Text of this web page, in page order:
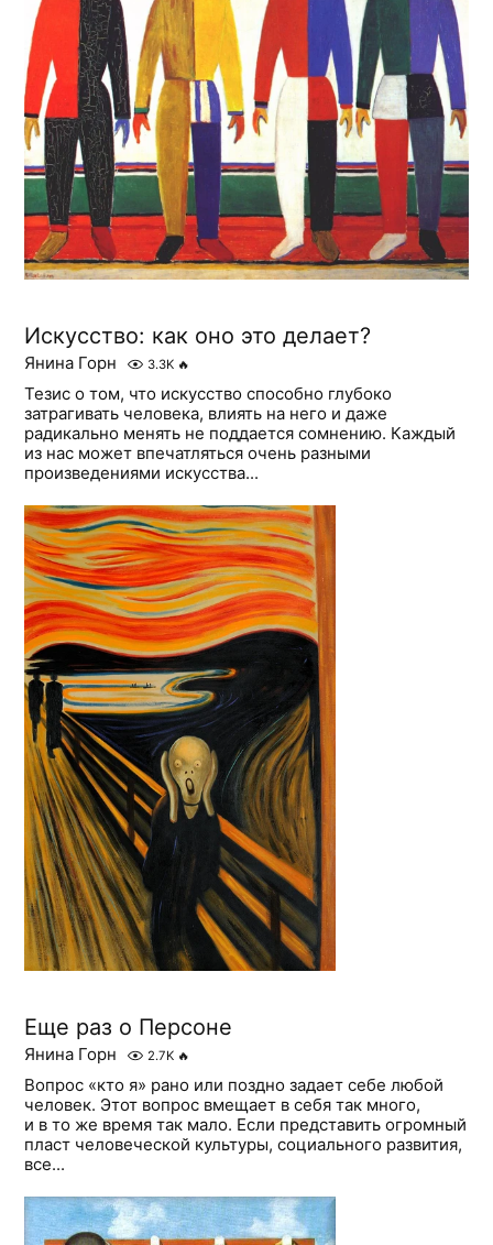
Искусство: как оно это делает?
Янина Горн 3.3K 🔥
Тезис о том, что искусство способно глубоко
затрагивать человека, влиять на него и даже
радикально менять не поддается сомнению. Каждый
из нас может впечатляться очень разными
произведениями искусства...
Еще раз о Персоне
Янина Горн 2.7K 🔥
Вопрос «кто я» рано или поздно задает себе любой
человек. Этот вопрос вмещает в себя так много,
и в то же время так мало. Если представить огромный
пласт человеческой культуры, социального развития,
все...